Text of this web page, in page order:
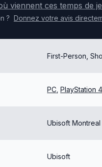
viennent ces temps de
? Donnez votre avis
First-Person,
PC PlayStation 4
Ubisoft Montreal
Ubisoft